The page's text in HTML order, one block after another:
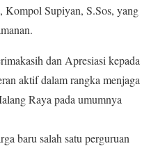
Kompol Supiyan, S.Sos, yang
dan Apresiasi kepada
aktif dalam rangka menjaga
Raya pada umumnya
baru salah satu perguruan